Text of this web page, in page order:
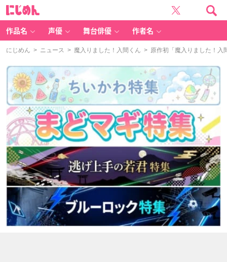
作品名 声優 舞台俳優 作者名
にじめん > ニュース > 魔入りました！入間くん > 原作初「魔入りました！入